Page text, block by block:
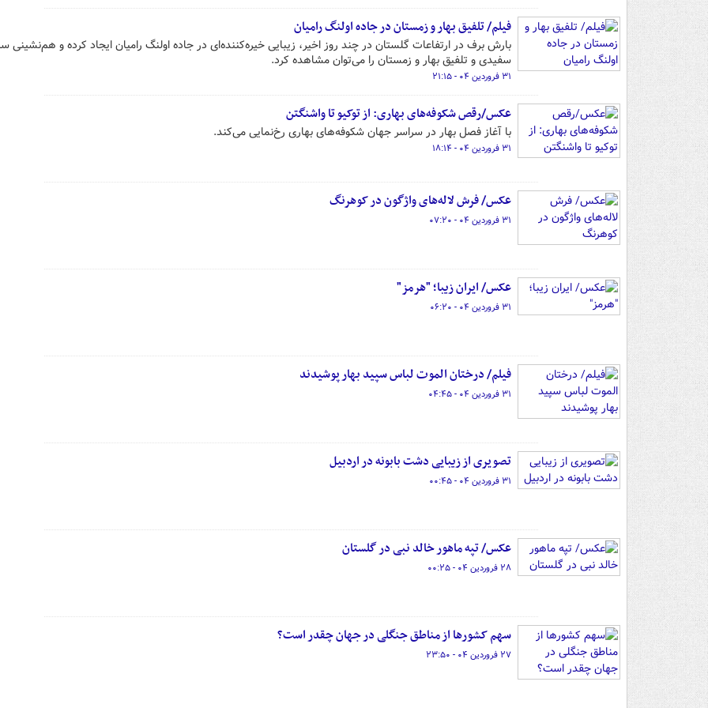
فیلم/ تلفیق بهار و زمستان در جاده اولنگ رامیان
بارش برف در ارتفاعات گلستان در چند روز اخیر، زیبایی خیره‌کننده‌ای در جاده اولنگ رامیان ایجاد کرده و هم‌نشینی
سفیدی و تلفیق بهار و زمستان را می‌توان مشاهده کرد.
۳۱ فروردین ۰۴ - ۲۱:۱۵
عکس/رقص شکوفه‌های بهاری: از توکیو تا واشنگتن
با آغاز فصل بهار در سراسر جهان شکوفه‌های بهاری رخ‌نمایی می‌کند.
۳۱ فروردین ۰۴ - ۱۸:۱۴
عکس/ فرش لاله‌های واژگون در کوهرنگ
۳۱ فروردین ۰۴ - ۰۷:۲۰
عکس/ ایران زیبا؛ "هرمز"
۳۱ فروردین ۰۴ - ۰۶:۲۰
فیلم/ درختان الموت لباس سپید بهار پوشیدند
۳۱ فروردین ۰۴ - ۰۴:۴۵
تصویری از زیبایی دشت بابونه در اردبیل
۳۱ فروردین ۰۴ - ۰۰:۴۵
عکس/ تپه ماهور خالد نبی در گلستان
۲۸ فروردین ۰۴ - ۰۰:۲۵
سهم کشورها از مناطق جنگلی در جهان چقدر است؟
۲۷ فروردین ۰۴ - ۲۳:۵۰